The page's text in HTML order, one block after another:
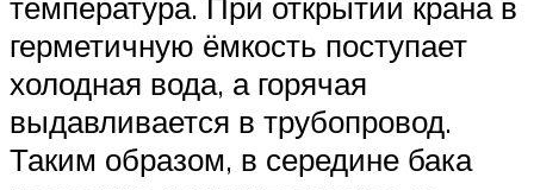
герметичную ёмкость поступает
холодная вода, а горячая
выдавливается в трубопровод.
Таким образом, в середине бака